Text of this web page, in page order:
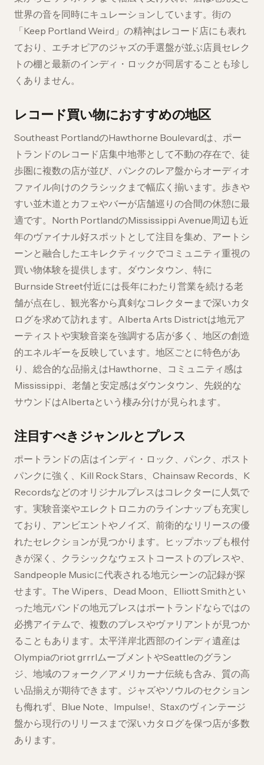
世界の音を同時にキュレーションしています。街の
「Keep Portland Weird」の精神はレコード店にも表れ
ており、エチオピアのジャズの手選盤が並ぶ店員セレク
トの棚と最新のインディ・ロックが同居することも珍し
くありません。
レコード買い物におすすめの地区
Southeast PortlandのHawthorne Boulevardは、ポー
トランドのレコード店集中地帯として不動の存在で、徒
歩圏に複数の店が並び、パンクのレア盤からオーディオ
ファイル向けのクラシックまで幅広く揃います。歩きや
すい並木道とカフェやバーが店舗巡りの合間の休憩に最
適です。North PortlandのMississippi Avenue周辺も近
年のヴァイナル好スポットとして注目を集め、アートシ
ーンと融合したエキレクティックでコミュニティ重視の
買い物体験を提供します。ダウンタウン、特に
Burnside Street付近には長年にわたり営業を続ける老
舗が点在し、観光客から真剣なコレクターまで深いカタ
ログを求めて訪れます。Alberta Arts Districtは地元ア
ーティストや実験音楽を強調する店が多く、地区の創造
的エネルギーを反映しています。地区ごとに特色があ
り、総合的な品揃えはHawthorne、コミュニティ感は
Mississippi、老舗と安定感はダウンタウン、先鋭的な
サウンドはAlbertaという棲み分けが見られます。
注目すべきジャンルとプレス
ポートランドの店はインディ・ロック、パンク、ポスト
パンクに強く、Kill Rock Stars、Chainsaw Records、K
Recordsなどのオリジナルプレスはコレクターに人気で
す。実験音楽やエレクトロニカのラインナップも充実し
ており、アンビエントやノイズ、前衛的なリリースの優
れたセレクションが見つかります。ヒップホップも根付
きが深く、クラシックなウェストコーストのプレスや、
Sandpeople Musicに代表される地元シーンの記録が探
せます。The Wipers、Dead Moon、Elliott Smithとい
った地元バンドの地元プレスはポートランドならではの
必携アイテムで、複数のプレスやヴァリアントが見つか
ることもあります。太平洋岸北西部のインディ遺産は
Olympiaのriot grrrlムーブメントやSeattleのグラン
ジ、地域のフォーク／アメリカーナ伝統も含み、質の高
い品揃えが期待できます。ジャズやソウルのセクション
も侮れず、Blue Note、Impulse!、Staxのヴィンテージ
盤から現行のリリースまで深いカタログを保つ店が多数
あります。